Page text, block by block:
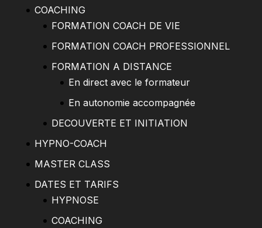
COACHING
FORMATION COACH DE VIE
FORMATION COACH PROFESSIONNEL
FORMATION A DISTANCE
En direct avec le formateur
En autonomie accompagnée
DECOUVERTE ET INITIATION
HYPNO-COACH
MASTER CLASS
DATES ET TARIFS
HYPNOSE
COACHING